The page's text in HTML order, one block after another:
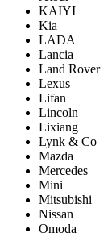
KAIYI
Kia
LADA
Lancia
Land Rover
Lexus
Lifan
Lincoln
Lixiang
Lynk & Co
Mazda
Mercedes
Mini
Mitsubishi
Nissan
Omoda